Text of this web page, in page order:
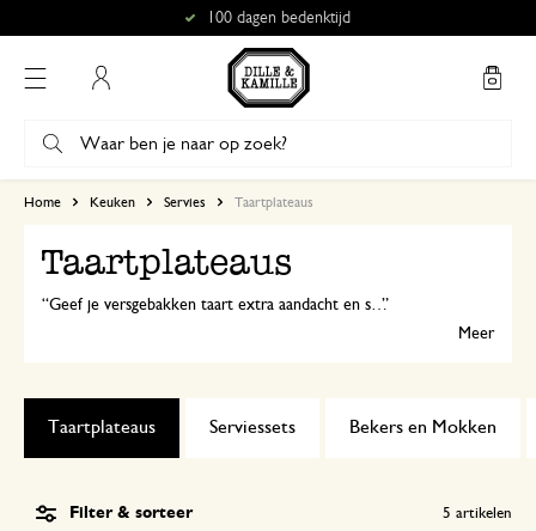
100 dagen bedenktijd
Home Keuken Servies Taartplateaus
Taartplateaus
Geef je versgebakken taart extra aandacht en serveer 'm op een taartplateau. Zo ziet elke taart er nog feestelijker uit! Van hout of porselein en met handige stolp; ontdek jouw taartplateau hier.
Meer
Serviessets Bekers en Mokken
Taartplateaus
Filter & sorteer 5 artikelen